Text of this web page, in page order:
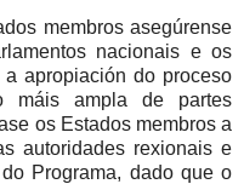
membros asegúrense
nacionais e os
apropiación do proceso
máis ampla de partes
os Estados membros a
autoridades rexionais e
Programa, dado que o